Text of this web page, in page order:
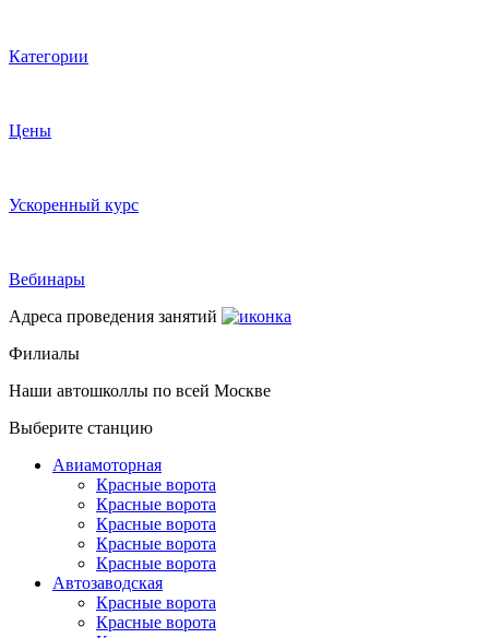
Категории
Цены
Ускоренный курс
Вебинары
Адреса проведения занятий
Филиалы
Наши автошколлы по всей Москве
Выберите станцию
Авиамоторная
Красные ворота
Красные ворота
Красные ворота
Красные ворота
Красные ворота
Автозаводская
Красные ворота
Красные ворота